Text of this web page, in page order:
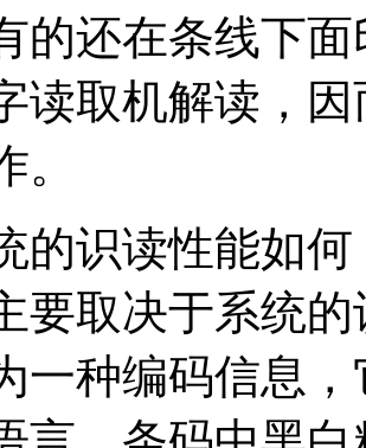
的还在条线下
读取机解读，
的识读性能如
要取决于系统
一种编码信息